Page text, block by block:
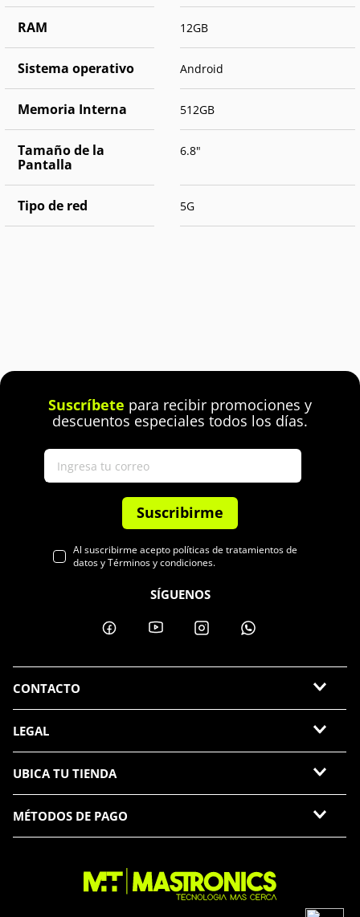
RAM 12GB
Sistema operativo Android
Memoria Interna 512GB
Tamaño de la
Pantalla
6.8"
Tipo de red 5G
Suscríbete para recibir promociones y
descuentos especiales todos los días.
Suscribirme
Al suscribirme acepto políticas de tratamientos de
datos y Términos y condiciones.
SÍGUENOS
CONTACTO
LEGAL
UBICA TU TIENDA
MÉTODOS DE PAGO